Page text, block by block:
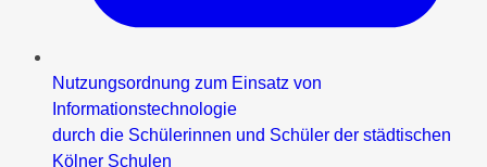
Nutzungsordnung zum Einsatz von
Informationstechnologie
durch die Schülerinnen und Schüler der städtischen
Kölner Schulen